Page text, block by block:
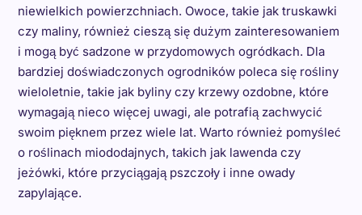
niewielkich powierzchniach. Owoce, takie jak truskawki
czy maliny, również cieszą się dużym zainteresowaniem
i mogą być sadzone w przydomowych ogródkach. Dla
bardziej doświadczonych ogrodników poleca się rośliny
wieloletnie, takie jak byliny czy krzewy ozdobne, które
wymagają nieco więcej uwagi, ale potrafią zachwycić
swoim pięknem przez wiele lat. Warto również pomyśleć
o roślinach miododajnych, takich jak lawenda czy
jeżówki, które przyciągają pszczoły i inne owady
zapylające.